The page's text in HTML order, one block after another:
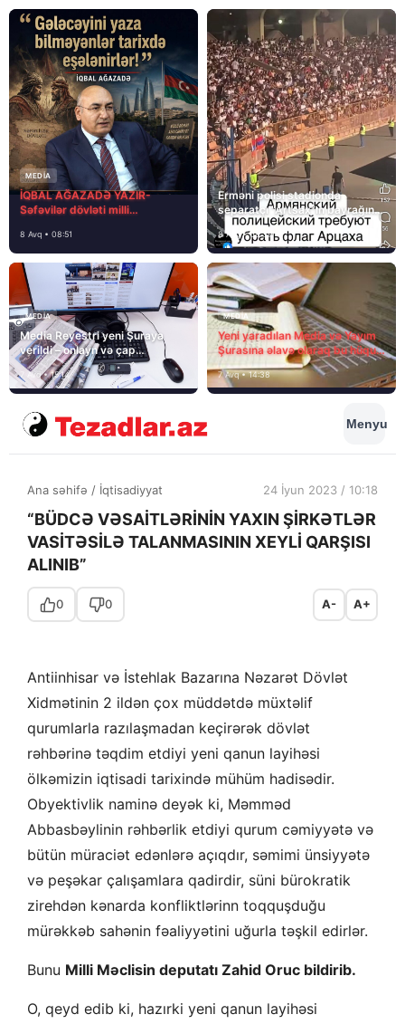
MEDİA
İQBAL AĞAZADƏ YAZIR-
Səfəvilər dövləti milli
8 Avq • 08:51
Erməni polisi stadionda
separatçı “Artsax”ın bayrağını
müsadirə etdi və…
8 Avq • 08:39
MEDİA
Media Reyestri yeni Şuraya
verildi – onlayn və çap
mediasını nə gözləyir?
7 Avq • 15:14
MEDİA
Yeni yaradılan Media və Yayım
Şurasına əlavə olaraq bu hüquq
və vəzifələr də verilib
7 Avq • 14:38
Menyu
Ana səhifə / İqtisadiyyat 24 İyun 2023 / 10:18
“BÜDCƏ VƏSAİTLƏRİNİN YAXIN ŞİRKƏTLƏR
VASİTƏSİLƏ TALANMASININ XEYLİ QARŞISI
ALINIB”
0 0 A- A+
Antiinhisar və İstehlak Bazarına Nəzarət Dövlət
Xidmətinin 2 ildən çox müddətdə müxtəlif
qurumlarla razılaşmadan keçirərək dövlət
rəhbərinə təqdim etdiyi yeni qanun layihəsi
ölkəmizin iqtisadi tarixində mühüm hadisədir.
Obyektivlik naminə deyək ki, Məmməd
Abbasbəylinin rəhbərlik etdiyi qurum cəmiyyətə və
bütün müraciət edənlərə açıqdır, səmimi ünsiyyətə
və peşəkar çalışamlara qadirdir, süni bürokratik
zirehdən kənarda konfliktlərinn toqquşduğu
mürəkkəb sahənin fəaliyyətini uğurla təşkil edirlər.
Bunu Milli Məclisin deputatı Zahid Oruc bildirib.
O, qeyd edib ki, hazırki yeni qanun layihəsi